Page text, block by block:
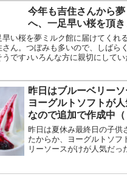
は、家がくっついて建って
家からそんな景色...
今年も吉住さんから
へ、一足早い桜を頂き
い桜を夢ミルク館に届けてくれ
ん。つぼみも多いので、しばら
です♪いろんな方に親切にして
昨日はブルーベリー
ヨーグルトソフトが人
なので追加で作成中（
昨日は夏休み最終日の子供
たからか、ヨーグルトソフ
リーソースがけが人気だっ